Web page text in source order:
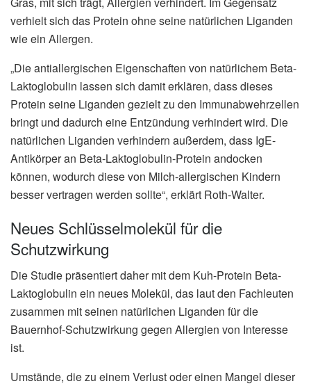
verhielt sich das Protein ohne seine natürlichen Liganden
wie ein Allergen.
„Die antiallergischen Eigenschaften von natürlichem Beta-
Laktoglobulin lassen sich damit erklären, dass dieses
Protein seine Liganden gezielt zu den Immunabwehrzellen
bringt und dadurch eine Entzündung verhindert wird. Die
natürlichen Liganden verhindern außerdem, dass IgE-
Antikörper an Beta-Laktoglobulin-Protein andocken
können, wodurch diese von Milch-allergischen Kindern
besser vertragen werden sollte“, erklärt Roth-Walter.
Neues Schlüsselmolekül für die
Schutzwirkung
Die Studie präsentiert daher mit dem Kuh-Protein Beta-
Laktoglobulin ein neues Molekül, das laut den Fachleuten
zusammen mit seinen natürlichen Liganden für die
Bauernhof-Schutzwirkung gegen Allergien von Interesse
ist.
Umstände, die zu einem Verlust oder einen Mangel dieser